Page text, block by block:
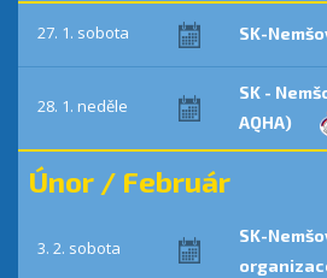
27. 1. sobota SK-
28. 1. neděle
SK -
AQHA)
Únor / Február
3. 2. sobota
SK-